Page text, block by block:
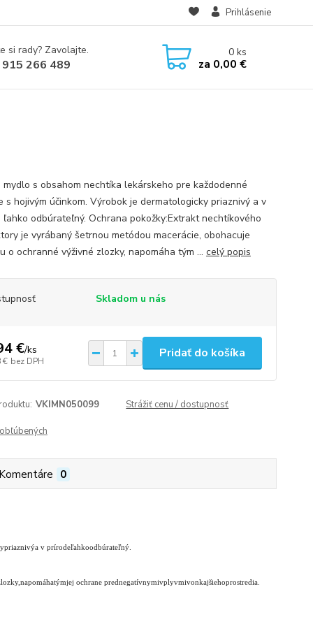
Prihlásenie
si rady? Zavolajte.
266 489
0ks
za 0,00 €
mydlo s obsahom nechtíka lekárskeho pre každodenné
s hojivým účinkom. Výrobok je dermatologicky priaznivý a v
ľahko odbúrateľný. Ochrana pokožky:Extrakt nechtíkového
je vyrábaný šetrnou metódou macerácie, obohacuje
o ochranné výživné zlozky, napomáha tým ... celý popis
Skladom u nás
€/ks
€ bez DPH
Pridať do košíka
VKIMN050099 Strážiť cenu / dostupnosť
Komentáre 0
priaznivýa v prírodeľahkoodbúrateľný.
napomáhatýmjej ochraneprednegatívnymivplyvmivonkajšiehoprostredia.